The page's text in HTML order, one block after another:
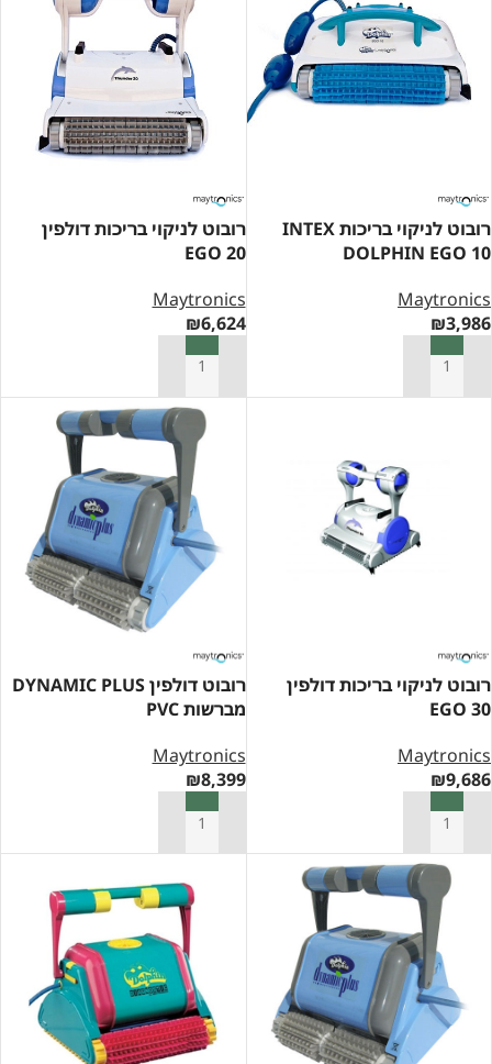
רובוט לניקוי בריכות INTEX
DOLPHIN EGO 10
Maytronics
₪3,986
הוספה לסל
רובוט לניקוי בריכות דולפין
EGO 20
Maytronics
₪6,624
הוספה לסל
רובוט לניקוי בריכות דולפין
EGO 30
Maytronics
₪9,686
הוספה לסל
רובוט דולפין DYNAMIC PLUS
מברשות PVC
Maytronics
₪8,399
הוספה לסל